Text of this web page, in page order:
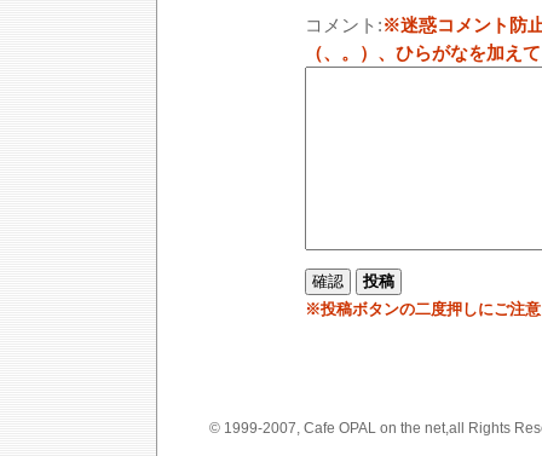
コメント:※迷惑コメント防
（、。）、ひらがなを加え
※投稿ボタンの二度押しにご注
© 1999-2007, Cafe OPAL on the net,all Rights